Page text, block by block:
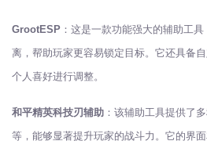
GrootESP ：这是一款功能强大的辅助工
离，帮助玩家更容易锁定目标。它还具备
个人喜好进行调整。
和平精英科技刃辅助 ：该辅助工具提供了
等，能够显著提升玩家的战斗力。它的界